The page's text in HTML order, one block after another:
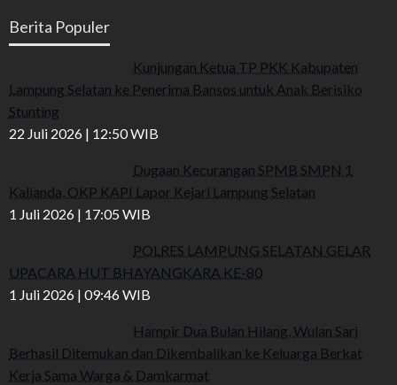
Berita Populer
Kunjungan Ketua TP PKK Kabupaten
Lampung Selatan ke Penerima Bansos untuk Anak Berisiko
Stunting
22 Juli 2026 | 12:50 WIB
Dugaan Kecurangan SPMB SMPN 1
Kalianda, OKP KAPI Lapor Kejari Lampung Selatan
1 Juli 2026 | 17:05 WIB
POLRES LAMPUNG SELATAN GELAR
UPACARA HUT BHAYANGKARA KE-80
1 Juli 2026 | 09:46 WIB
Hampir Dua Bulan Hilang, Wulan Sari
Berhasil Ditemukan dan Dikembalikan ke Keluarga Berkat
Kerja Sama Warga & Damkarmat